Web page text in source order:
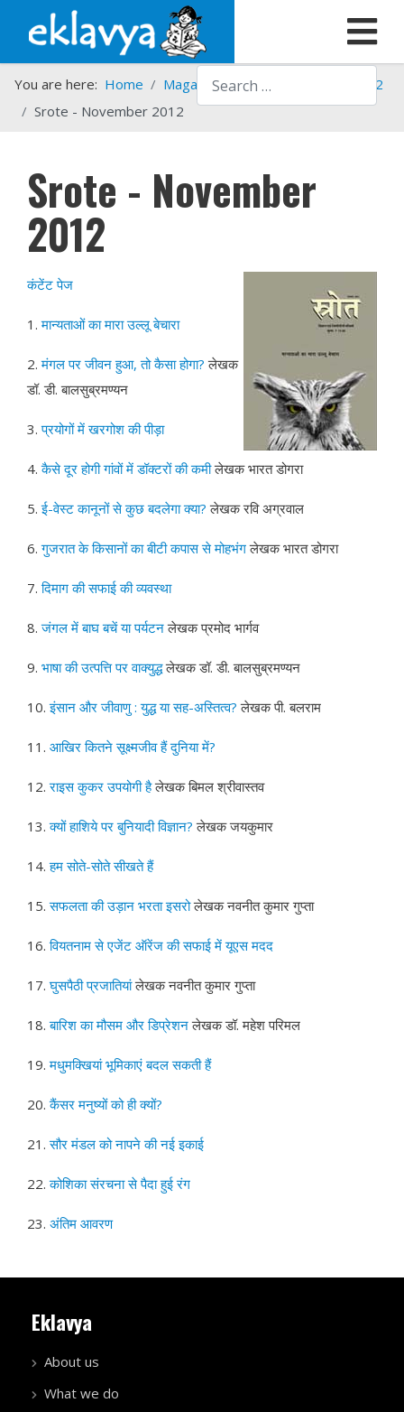
Search
You are here: Home Magazines Srote
Srote - 2012
Srote - November 2012
Srote - November
2012
कंटेंट पेज
1.मान्यताओं का मारा उल्लू बेचारा
2.मंगल पर जीवन हुआ, तो कैसा होगा? लेखक
डॉ. डी. बालसुब्रमण्यन
3.प्रयोगों में खरगोश की पीड़ा
4.कैसे दूर होगी गांवों में डॉक्टरों की कमी लेखक भारत डोगरा
5.ई-वेस्ट कानूनों से कुछ बदलेगा क्या? लेखक रवि अग्रवाल
6.गुजरात के किसानों का बीटी कपास से मोहभंग लेखक भारत डोगरा
7.दिमाग की सफाई की व्यवस्था
8.जंगल में बाघ बचें या पर्यटन लेखक प्रमोद भार्गव
9. भाषा की उत्पत्ति पर वाक्युद्ध लेखक डॉ. डी. बालसुब्रमण्यन
10.इंसान और जीवाणु : युद्ध या सह-अस्तित्व? लेखक पी. बलराम
11. आखिर कितने सूक्ष्मजीव हैं दुनिया में?
12.राइस कुकर उपयोगी है लेखक बिमल श्रीवास्तव
13.क्यों हाशिये पर बुनियादी विज्ञान? लेखक जयकुमार
14.हम सोते-सोते सीखते हैं
15.सफलता की उड़ान भरता इसरो लेखक नवनीत कुमार गुप्ता
16.वियतनाम से एजेंट ऑरेंज की सफाई में यूएस मदद
17.घुसपैठी प्रजातियां लेखक नवनीत कुमार गुप्ता
18.बारिश का मौसम और डिप्रेशन लेखक डॉ. महेश परिमल
19.मधुमक्खियां भूमिकाएं बदल सकती हैं
20.कैंसर मनुष्यों को ही क्यों?
21.सौर मंडल को नापने की नई इकाई
22.कोशिका संरचना से पैदा हुई रंग
23. अंतिम आवरण
Eklavya
About us
What we do